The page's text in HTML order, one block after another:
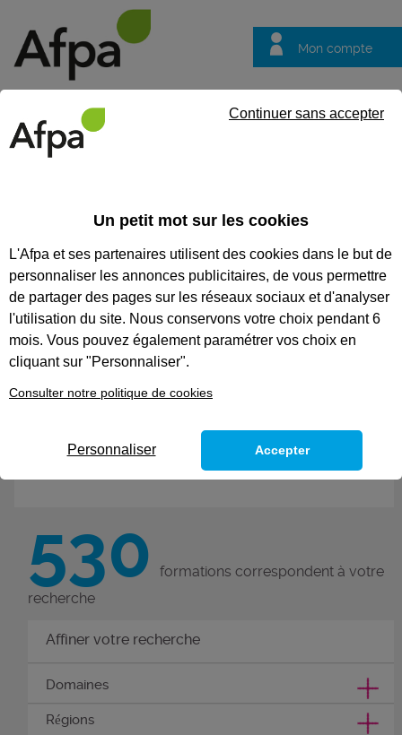
Mon compte
questions
NOS FORMATIONS
COMPÉTENCES MÉTIER
Nos formations
compétences métier
Renforcez vos compétences,
L’Afpa vous propose d’acquérir
Découvrez nos formations
530
formations correspondent à votre
recherche
Affiner votre recherche
Domaines
Régions
Un petit mot sur les cookies
L'Afpa et ses partenaires utilisent des cookies dans le but de
personnaliser les annonces publicitaires, de vous permettre
de partager des pages sur les réseaux sociaux et d'analyser
l'utilisation du site. Nous conservons votre choix pendant 6
mois. Vous pouvez également paramétrer vos choix en
cliquant sur "Personnaliser".
Consulter notre politique de cookies
Continuer sans accepter
Personnaliser Accepter